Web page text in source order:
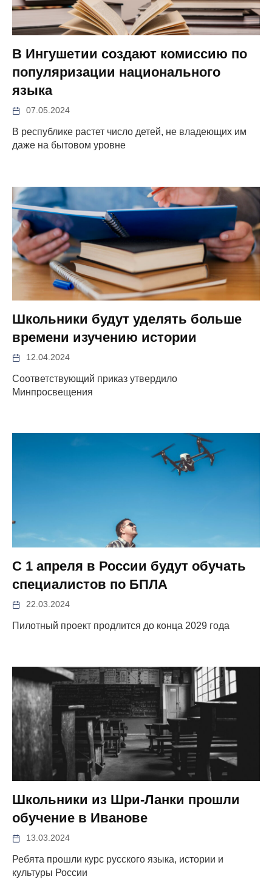
В Ингушетии создают комиссию по
популяризации национального
языка
07.05.2024
В республике растет число детей, не владеющих им
даже на бытовом уровне
Школьники будут уделять больше
времени изучению истории
12.04.2024
Соответствующий приказ утвердило
Минпросвещения
С 1 апреля в России будут обучать
специалистов по БПЛА
22.03.2024
Пилотный проект продлится до конца 2029 года
Школьники из Шри-Ланки прошли
обучение в Иванове
13.03.2024
Ребята прошли курс русского языка, истории и
культуры России